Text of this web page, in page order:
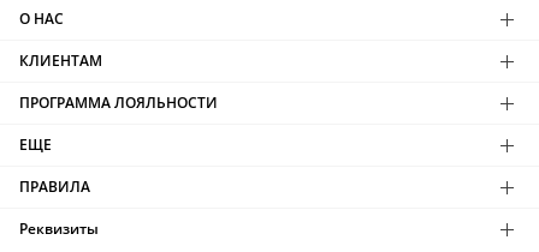
О НАС
КЛИЕНТАМ
ПРОГРАММА ЛОЯЛЬНОСТИ
ЕЩЕ
ПРАВИЛА
Реквизиты